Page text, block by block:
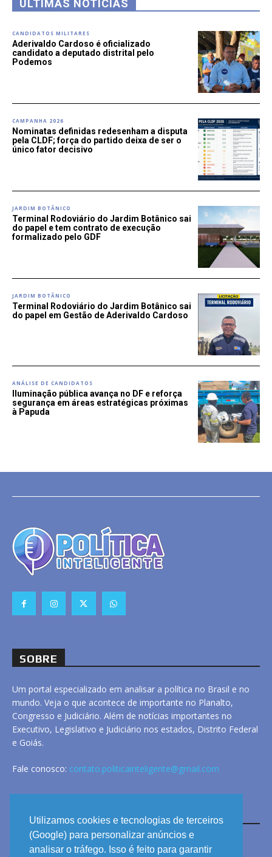
Utilizamos cookies e tecnologias de terceiros
(Google) para personalizar anúncios e
analisar o tráfego. Isso é feito para garantir
ÚLTIMAS NOTÍCIAS
CANDIDATOS MILITARES
Aderivaldo Cardoso é oficializado
candidato a deputado distrital pelo
Podemos
CAMPANHA 2026
Nominatas definidas redesenham a disputa
pela CLDF; força do partido deixa de ser o
único fator decisivo
JARDIM BOTÂNICO
Terminal Rodoviário do Jardim Botânico sai
do papel e tem contrato de execução
formalizado pelo GDF
JARDIM BOTÂNICO
Terminal Rodoviário do Jardim Botânico sai
do papel em Gestão de Aderivaldo Cardoso
ANÁLISE DE CANDIDATOS
Iluminação pública avança no DF e reforça
segurança em áreas estratégicas próximas
à Papuda
SOBRE
Um portal especializado em analisar a política no Brasil e no
mundo. Veja o que acontece de importante no Planalto,
Congresso e Judiciário. Além de notícias importantes no
Executivo, Legislativo e Judiciário nos estados, Distrito Federal
e Goiás.
Fale conosco: contato.politicainteligente@gmail.com
LINKS
ANUNCIE